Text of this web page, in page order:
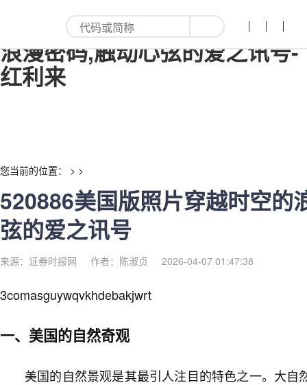
520886美国版照片穿越时空的
浪漫密码,触动心弦的爱之讯号-
红利来
您当前的位置： > >
520886美国版照片穿越时空的
弦的爱之讯号
来源：证券时报网 作者：陈淑贞 2026-04-07 01:47:38
3comasguywqvkhdebakjwrt
一、美国的自然奇观
美国的自然景观是其最引人注目的特色之一。大自